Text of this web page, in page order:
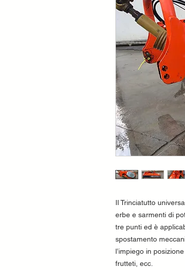
Il Trinciatutto
erbe e sarmenti di
tre punti ed è
spostamento
l’impiego in
frutteti, ecc.